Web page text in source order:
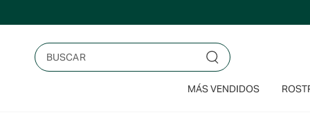
Buscar
MÁS VENDIDOS